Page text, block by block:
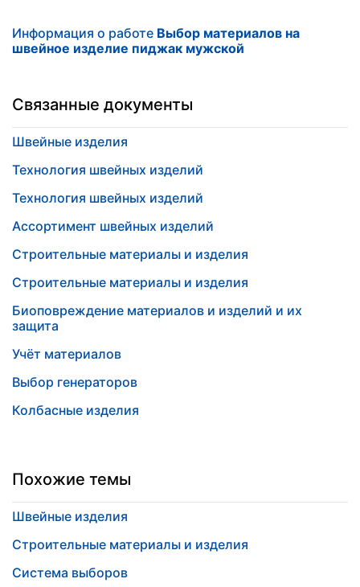
Информация о работе Выбор материалов на
швейное изделие пиджак мужской
Связанные документы
Швейные изделия
Технология швейных изделий
Технология швейных изделий
Ассортимент швейных изделий
Строительные материалы и изделия
Строительные материалы и изделия
Биоповреждение материалов и изделий и их
защита
Учёт материалов
Выбор генераторов
Колбасные изделия
Похожие темы
Швейные изделия
Строительные материалы и изделия
Система выборов